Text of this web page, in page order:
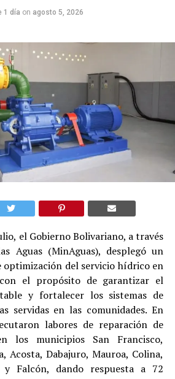
1 día on agosto 5, 2026
el Gobierno Bolivariano, a través
Aguas (MinAguas), desplegó un
optimización del servicio hídrico en
el propósito de garantizar el
y fortalecer los sistemas de
servidas en las comunidades. En
labores de reparación de
los municipios San Francisco,
Acosta, Dabajuro, Mauroa, Colina,
Falcón, dando respuesta a 72